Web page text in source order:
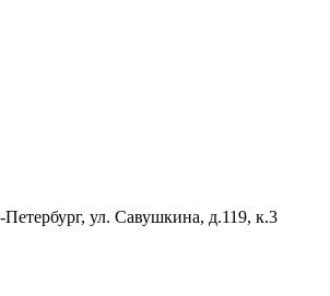
ул. Савушкина, д.119, к.3